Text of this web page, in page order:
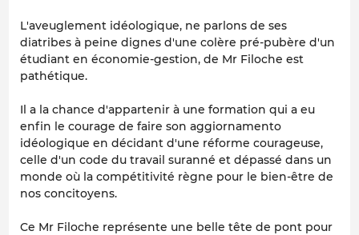
L'aveuglement idéologique, ne parlons de ses
diatribes à peine dignes d'une colère pré-pubère d'un
étudiant en économie-gestion, de Mr Filoche est
pathétique.
Il a la chance d'appartenir à une formation qui a eu
enfin le courage de faire son aggiornamento
idéologique en décidant d'une réforme courageuse,
celle d'un code du travail suranné et dépassé dans un
monde où la compétitivité règne pour le bien-être de
nos concitoyens.
Ce Mr Filoche représente une belle tête de pont pour